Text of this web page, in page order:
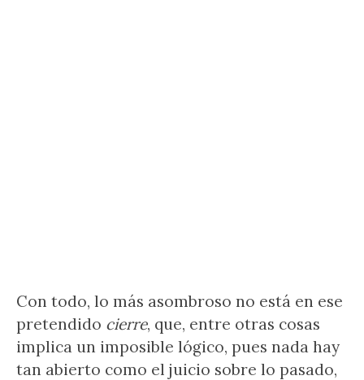
Con todo, lo más asombroso no está en ese
pretendido cierre, que, entre otras cosas
implica un imposible lógico, pues nada hay
tan abierto como el juicio sobre lo pasado,